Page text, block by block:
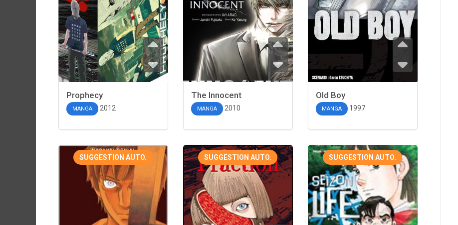
Prophecy
MANGA 2012
The Innocent
MANGA 2010
Old Boy
MANGA 1997
SUGGESTION AUTO. SUGGESTION AUTO. SUGGESTION AUTO.